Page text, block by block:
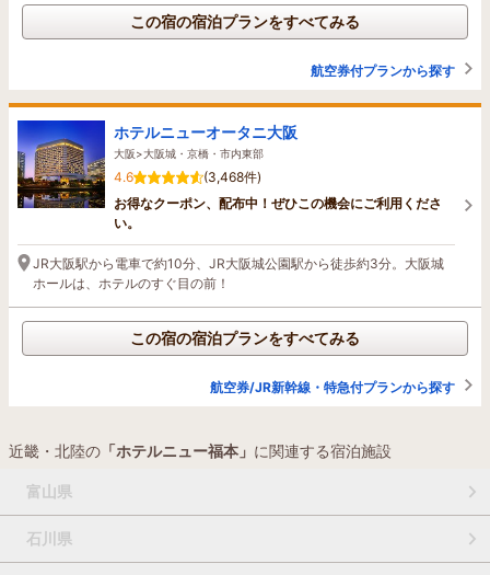
この宿の宿泊プランをすべてみる
航空券付プランから探す
ホテルニューオータニ大阪
大阪>大阪城・京橋・市内東部
4.6
(3,468件)
お得なクーポン、配布中！ぜひこの機会にご利用くださ
い。
JR大阪駅から電車で約10分、JR大阪城公園駅から徒歩約3分。大阪城
ホールは、ホテルのすぐ目の前！
この宿の宿泊プランをすべてみる
航空券/JR新幹線・特急付プランから探す
近畿・北陸の 「ホテルニュー福本」 に関連する宿泊施設
富山県
石川県